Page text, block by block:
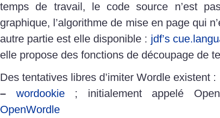
temps de travail, le code source n’est
graphique, l’algorithme de mise en page qui
autre partie est elle disponible : jdf’s
elle propose des fonctions de découpage de
Des tentatives libres d’imiter Wordle existent :
–
wordookie; initialement appelé
OpenWordle